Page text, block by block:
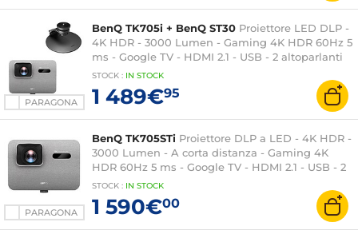
PARAGONA
BenQ TK705i + BenQ ST30 Proiettore LED DLP -
4K HDR - 3000 Lumen - Gaming 4K HDR 60Hz 5
ms - Google TV - HDMI 2.1 - USB - 2 altoparlanti
da 8 Watt + supporto
STOCK : IN STOCK
1 489€95
PARAGONA
BenQ TK705STi Proiettore DLP a LED - 4K HDR -
3000 Lumen - A corta distanza - Gaming 4K
HDR 60Hz 5 ms - Google TV - HDMI 2.1 - USB - 2
altoparlanti da 8 Watt
STOCK : IN STOCK
1 590€00